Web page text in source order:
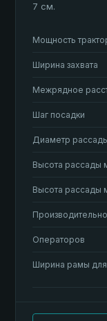
7 см.
Мощность
Ширина захвата
Межрядное
Шаг посадки
Диаметр
Высота рассады
Высота рассады
Операторов
Ширина рамы для